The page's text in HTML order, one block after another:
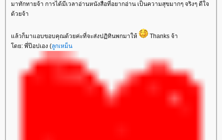
มาทักทายจ้า การได้มีเวลาอ่านหนังสือที่อยากอ่าน เป็นความสุขมากๆ จริงๆ ดีใจ
ด้วยจ้า
ล้วก็มาแอบขอบคุณด้วยค่ะที่จะส่งปฏิทินพกมาให้
Thanks จ้า
ดย: พี่ป๊อปเอง (ลูกเหม็น